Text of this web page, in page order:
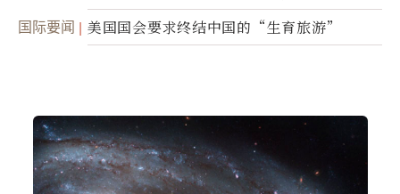
面入侵的可能性
国际要闻 美国国会要求终结中国的“生育旅游”